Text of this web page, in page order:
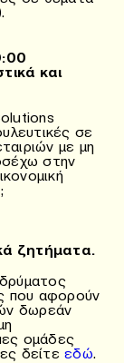
και
σε
με μη
στην
ζητήματα.
που αφορούν
δωρεάν
ομάδες
δείτε εδώ.